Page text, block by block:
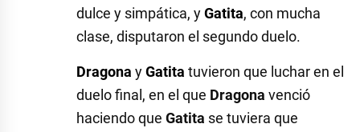
dulce y simpática, yGatita, con mucha
clase, disputaron el segundo duelo.
Dragona yGatita tuvieron que luchar en el
duelo final, en el que Dragona venció
haciendo que Gatita se tuviera que